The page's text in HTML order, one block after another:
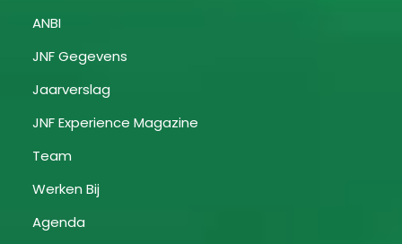
ANBI
JNF Gegevens
Jaarverslag
JNF Experience Magazine
Team
Werken Bij
Agenda